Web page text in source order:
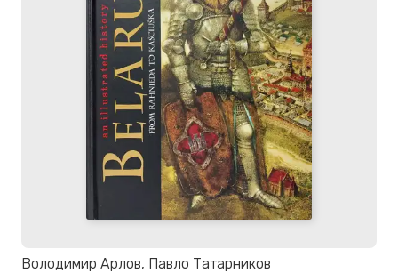
Володимир Арлов, Павло Татарников